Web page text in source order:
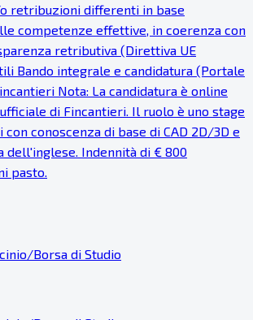
retribuzioni differenti in base
competenze effettive, in coerenza con
retributiva (Direttiva UE
Bando integrale e candidatura (Portale
Nota: La candidatura è online
di Fincantieri. Il ruolo è uno stage
conoscenza di base di CAD 2D/3D e
dell'inglese. Indennità di € 800
pasto.
Borsa di Studio